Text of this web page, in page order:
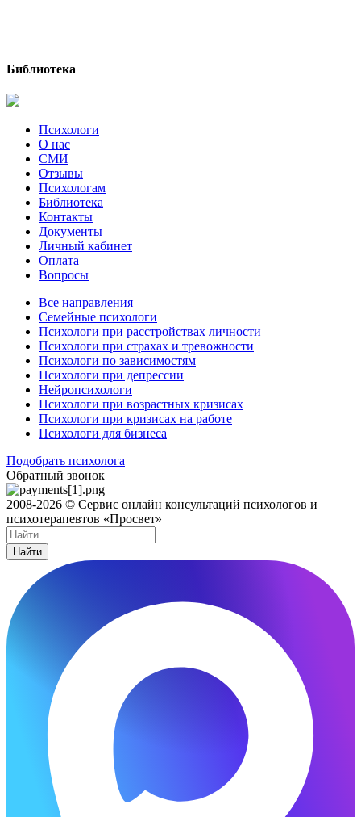
Библиотека
Психологи
О нас
СМИ
Отзывы
Психологам
Библиотека
Контакты
Документы
Личный кабинет
Оплата
Вопросы
Все направления
Семейные психологи
Психологи при расстройствах личности
Психологи при страхах и тревожности
Психологи по зависимостям
Психологи при депрессии
Нейропсихологи
Психологи при возрастных кризисах
Психологи при кризисах на работе
Психологи для бизнеса
Подобрать психолога
Обратный звонок
2008-2026 © Сервис онлайн консультаций психологов и
психотерапевтов «Просвет»
Найти